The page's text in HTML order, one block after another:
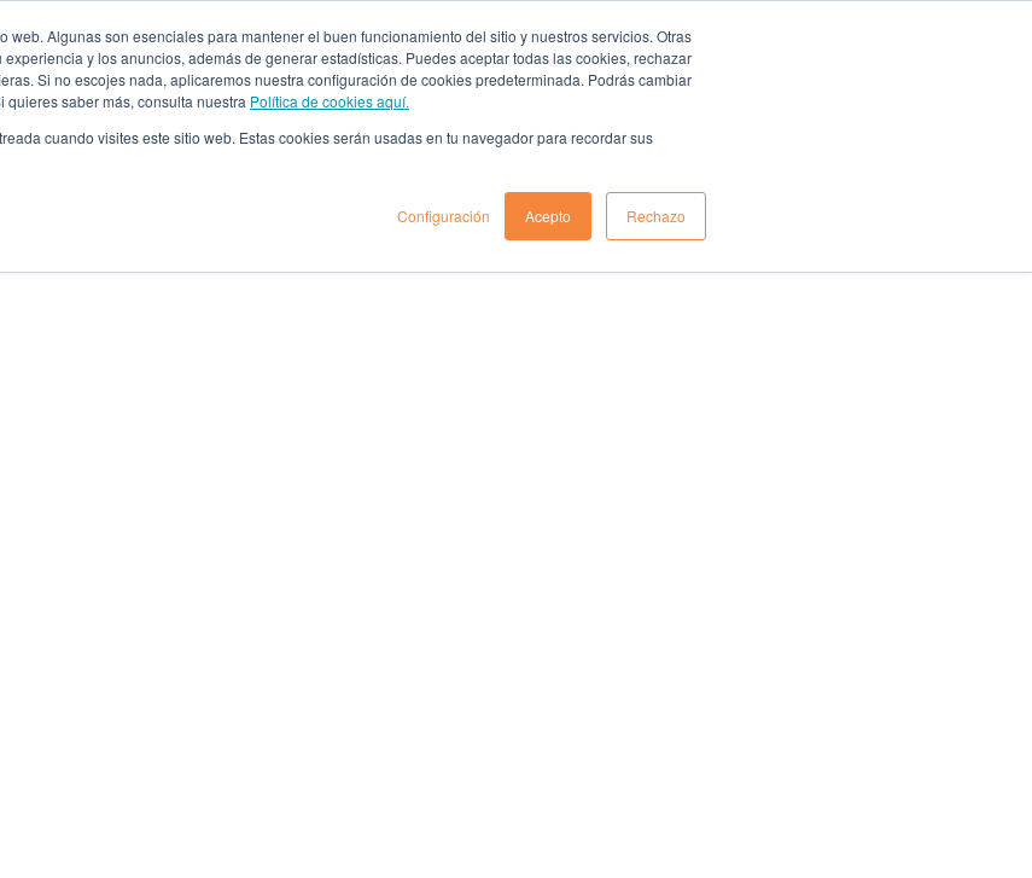
web. Algunas son esenciales para mantener el buen funcionamiento del sitio y nuestros servicios. Otras
y los anuncios, además de generar estadísticas. Puedes aceptar todas las cookies, rechazar
Si no escojes nada, aplicaremos nuestra configuración de cookies predeterminada. Podrás cambiar
saber más, consulta nuestra Política de cookies aquí.
cuando visites este sitio web. Estas cookies serán usadas en tu navegador para recordar sus
Configuración Acepto Rechazo